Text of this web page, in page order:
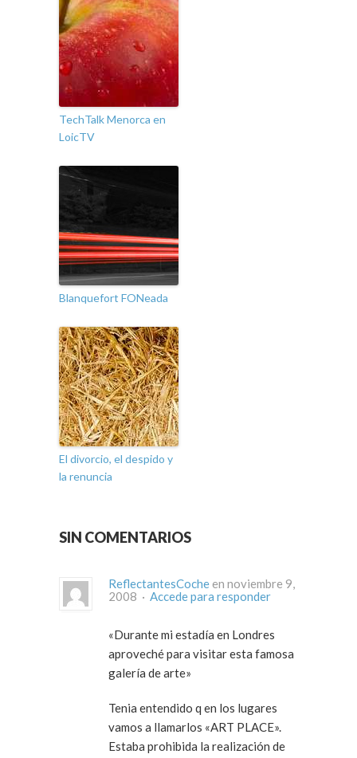
TechTalk Menorca en
LoicTV
Blanquefort FONeada
El divorcio, el despido y
la renuncia
SIN COMENTARIOS
ReflectantesCoche en noviembre 9,
2008 · Accede para responder
«Durante mi estadía en Londres
aproveché para visitar esta famosa
galería de arte»
Tenia entendido q en los lugares
vamos a llamarlos «ART PLACE».
Estaba prohibida la realización de